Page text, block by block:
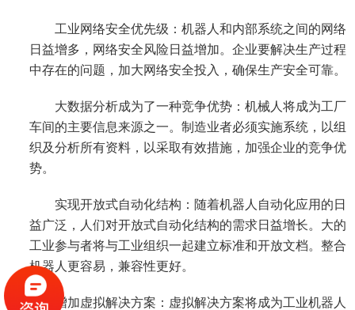
工业网络安全优先级：机器人和内部系统之间的网络
日益增多，网络安全风险日益增加。企业要解决生产过程
中存在的问题，加大网络安全投入，确保生产安全可靠。
大数据分析成为了一种竞争优势：机械人将成为工厂
车间的主要信息来源之一。制造业者必须实施系统，以组
织及分析所有资料，以采取有效措施，加强企业的竞争优
势。
实现开放式自动化结构：随着机器人自动化应用的日
益广泛，人们对开放式自动化结构的需求日益增长。大的
工业参与者将与工业组织一起建立标准和开放文档。整合
机器人更容易，兼容性更好。
增加虚拟解决方案：虚拟解决方案将成为工业机器人